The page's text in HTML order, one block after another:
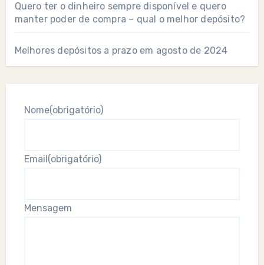
Quero ter o dinheiro sempre disponível e quero
manter poder de compra – qual o melhor depósito?
Melhores depósitos a prazo em agosto de 2024
Nome(obrigatório)
Email (obrigatório)
Mensagem